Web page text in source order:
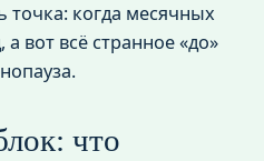
когда месячных
вот всё странное «до»
что